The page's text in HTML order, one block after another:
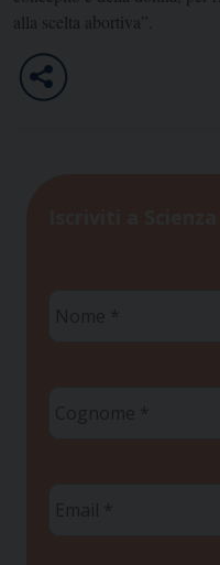
alla scelta abortiva”.